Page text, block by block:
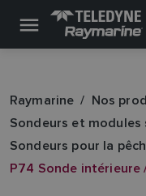
Raymarine
Nos
Sondeurs et modules
Sondeurs pour la
P74 Sonde